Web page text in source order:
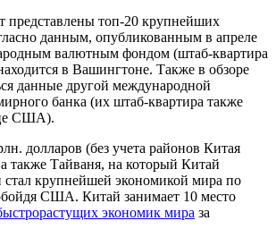
представлены топ-20 крупнейших
данным, опубликованным в апреле
валютным фондом (штаб-квартира
в Вашингтоне. Также в обзоре
данные другой международной
банка (их штаб-квартира также
США).
долларов (без учета районов Китая
также Тайваня, на который Китай
стал крупнейшей экономикой мира по
США. Китай занимает 10 место
экономик мира за